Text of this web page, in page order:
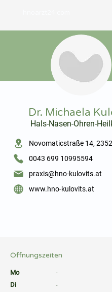
Dr. Michaela
Hals-Nasen-Ohren-
0043 699 10995594
praxis@hno-kulovits.at
www.hno-kulovits.at
Öffnungszeiten
Mo
-
Di
-